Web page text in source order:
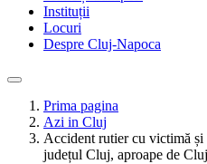
Instituții
Locuri
Despre Cluj-Napoca
Prima pagina
Azi in Cluj
Accident rutier cu victimă și
județul Cluj, aproape de